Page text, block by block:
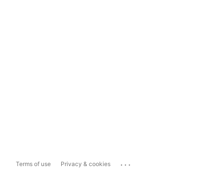
Terms of use Privacy & cookies ...